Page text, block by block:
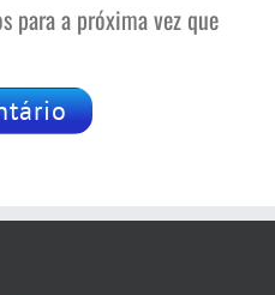
para a próxima vez que